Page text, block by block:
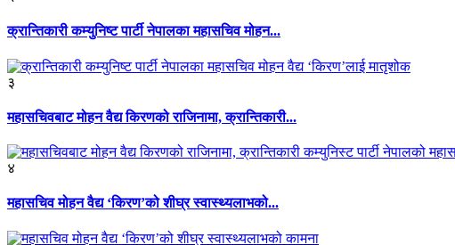
क्रान्तिकारी कम्युनिष्ट पार्टी नेपालका महासचिव मोहन...
३
महासचिवबाट मोहन वैद्य किरणको राजिनामा, क्रान्तिकारी...
४
महासचिव मोहन वैद्य ‘किरण’को शीघ्र स्वास्थ्यलाभको...